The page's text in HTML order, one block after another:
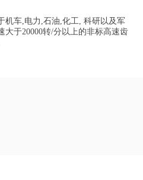
车,电力,石油,化工, 科研以及军
大于20000转/分以上的非标高速齿